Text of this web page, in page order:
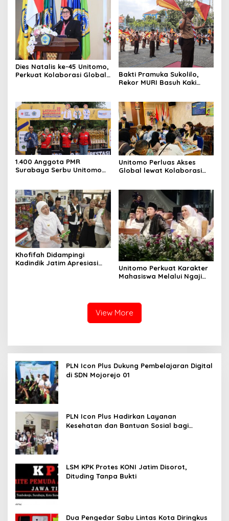
Dies Natalis ke-45 Unitomo,
Perkuat Kolaborasi Global
Bakti Pramuka Sukolilo,
Rekor MURI Basuh Kaki
1.400 Anggota PMR
Surabaya Serbu Unitomo
Unitomo Perluas Akses
Global lewat Kolaborasi
Khofifah Didampingi
Kadindik Jatim Apresiasi
Unitomo Perkuat Karakter
Mahasiswa Melalui Ngaji
View More
PLN Icon Plus Dukung Pembelajaran Digital
di SDN Mojorejo 01
PLN Icon Plus Hadirkan Layanan
Kesehatan dan Bantuan Sosial bagi
LSM KPK Protes KONI Jatim Disorot,
Dituding Tanpa Bukti
Dua Pengedar Sabu Lintas Kota Diringkus